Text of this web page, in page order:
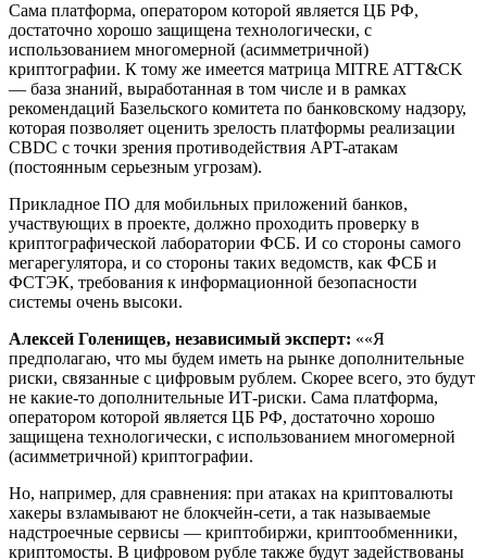
Сама платформа, оператором которой является ЦБ РФ,
достаточно хорошо защищена технологически, с
использованием многомерной (асимметричной)
криптографии. К тому же имеется матрица MITRE ATT&CK
— база знаний, выработанная в том числе и в рамках
рекомендаций Базельского комитета по банковскому надзору,
которая позволяет оценить зрелость платформы реализации
CBDC с точки зрения противодействия APT-атакам
(постоянным серьезным угрозам).
Прикладное ПО для мобильных приложений банков,
участвующих в проекте, должно проходить проверку в
криптографической лаборатории ФСБ. И со стороны самого
мегарегулятора, и со стороны таких ведомств, как ФСБ и
ФСТЭК, требования к информационной безопасности
системы очень высоки.
Алексей Голенищев, независимый эксперт: ««Я
предполагаю, что мы будем иметь на рынке дополнительные
риски, связанные с цифровым рублем. Скорее всего, это будут
не какие-то дополнительные ИТ-риски. Сама платформа,
оператором которой является ЦБ РФ, достаточно хорошо
защищена технологически, с использованием многомерной
(асимметричной) криптографии.
Но, например, для сравнения: при атаках на криптовалюты
хакеры взламывают не блокчейн-сети, а так называемые
надстроечные сервисы — криптобиржи, криптообменники,
криптомосты. В цифровом рубле также будут задействованы